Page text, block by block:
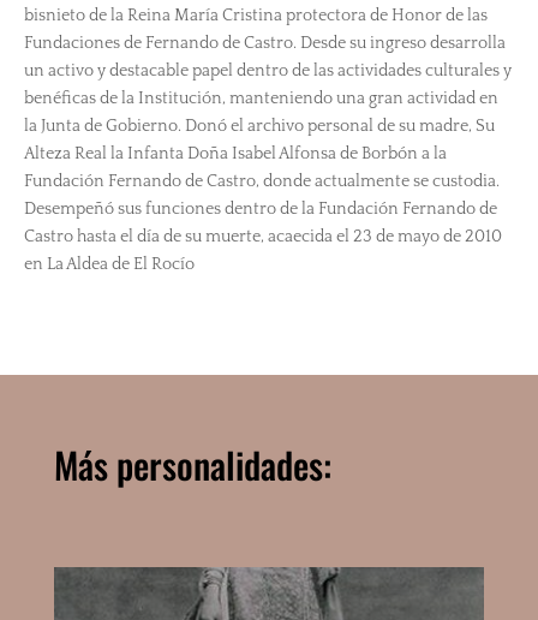
bisnieto de la Reina María Cristina protectora de Honor de las
Fundaciones de Fernando de Castro. Desde su ingreso desarrolla
un activo y destacable papel dentro de las actividades culturales y
benéficas de la Institución, manteniendo una gran actividad en
la Junta de Gobierno. Donó el archivo personal de su madre, Su
Alteza Real la Infanta Doña Isabel Alfonsa de Borbón a la
Fundación Fernando de Castro, donde actualmente se custodia.
Desempeñó sus funciones dentro de la Fundación Fernando de
Castro hasta el día de su muerte, acaecida el 23 de mayo de 2010
en La Aldea de El Rocío
Más personalidades: